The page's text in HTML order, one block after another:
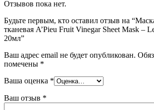
Отзывов пока нет.
Будьте первым, кто оставил отзыв на
тканевая A’Pieu Fruit Vinegar Sheet Mask –
20мл”
Ваш адрес email не будет опубликован.
помечены *
Ваша оценка *
Ваш отзыв *